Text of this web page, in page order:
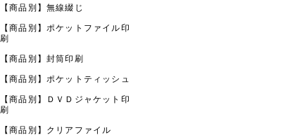
【商品別】無線綴じ
【商品別】ポケットファイル印
刷
【商品別】封筒印刷
【商品別】ポケットティッシュ
【商品別】ＤＶＤジャケット印
刷
【商品別】クリアファイル